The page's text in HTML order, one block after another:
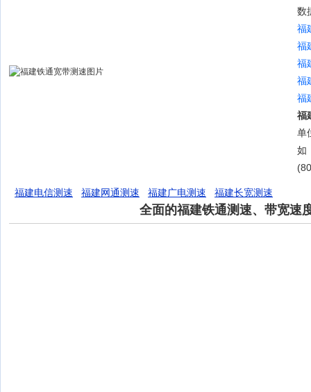
数
福
福
福
福
福
福
单
如
福建电信测速 福建网通测速 福建广电测速 福建长宽测速
全面的福建铁通测速、带宽速